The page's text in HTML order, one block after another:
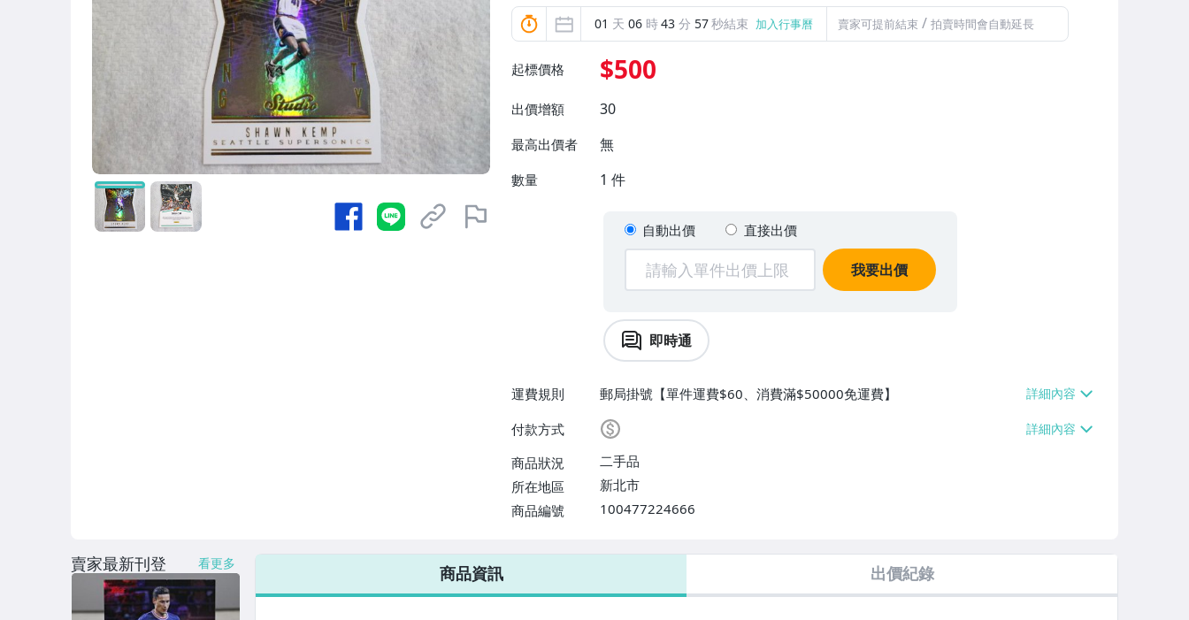
01 天 06 時43 分 56秒結束 加入行事曆 賣家可提前結束 / 拍賣時間會自動延長
起標價格 $500
出價增額 30
最高出價者 無
數量 1 件
自動出價 直接出價
我要出價
即時通
運費規則
郵局掛號【單件運費$60、消費滿$50000免運費】
付款方式
商品狀況
二手品
所在地區
新北市
商品編號
100477224666
商品資訊 出價紀錄
賣家最新刊登 看更多